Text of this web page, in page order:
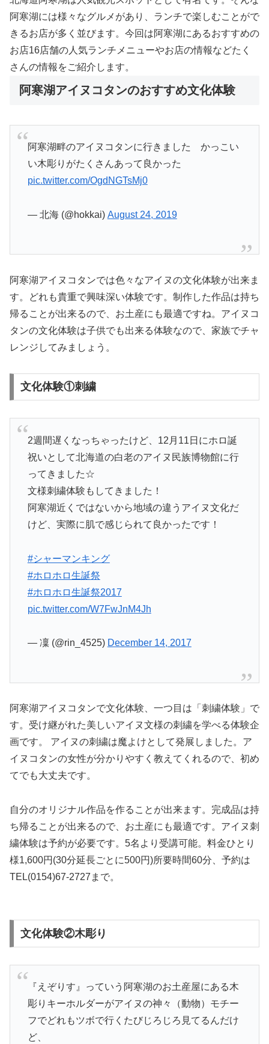
阿寒湖には様々なグルメがあり、ランチで楽しむことがで
きるお店が多く並びます。今回は阿寒湖にあるおすすめの
お店16店舗の人気ランチメニューやお店の情報などたく
さんの情報をご紹介します。
阿寒湖アイヌコタンのおすすめ文化体験
阿寒湖畔のアイヌコタンに行きました かっこい
い木彫りがたくさんあって良かった
pic.twitter.com/OgdNGTsMj0
— 北海 (@hokkai) August 24, 2019
阿寒湖アイヌコタンでは色々なアイヌの文化体験が出来ま
す。どれも貴重で興味深い体験です。制作した作品は持ち
帰ることが出来るので、お土産にも最適ですね。アイヌコ
タンの文化体験は子供でも出来る体験なので、家族でチャ
レンジしてみましょう。
文化体験①刺繍
2週間遅くなっちゃったけど、12月11日にホロ誕
祝いとして北海道の白老のアイヌ民族博物館に行
ってきました☆
文様刺繍体験もしてきました！
阿寒湖近くではないから地域の違うアイヌ文化だ
けど、実際に肌で感じられて良かったです！
#シャーマンキング
#ホロホロ生誕祭
#ホロホロ生誕祭2017
pic.twitter.com/W7FwJnM4Jh
— 凜 (@rin_4525) December 14, 2017
阿寒湖アイヌコタンで文化体験、一つ目は「刺繍体験」で
す。受け継がれた美しいアイヌ文様の刺繍を学べる体験企
画です。 アイヌの刺繍は魔よけとして発展しました。ア
イヌコタンの女性が分かりやすく教えてくれるので、初め
てでも大丈夫です。
自分のオリジナル作品を作ることが出来ます。完成品は持
ち帰ることが出来るので、お土産にも最適です。アイヌ刺
繍体験は予約が必要です。5名より受講可能。料金ひとり
様1,600円(30分延長ごとに500円)所要時間60分、予約は
TEL(0154)67-2727まで。
文化体験②木彫り
『えぞりす』っていう阿寒湖のお土産屋にある木
彫りキーホルダーがアイヌの神々（動物）モチー
フでどれもツボで行くたびじろじろ見てるんだけ
ど、